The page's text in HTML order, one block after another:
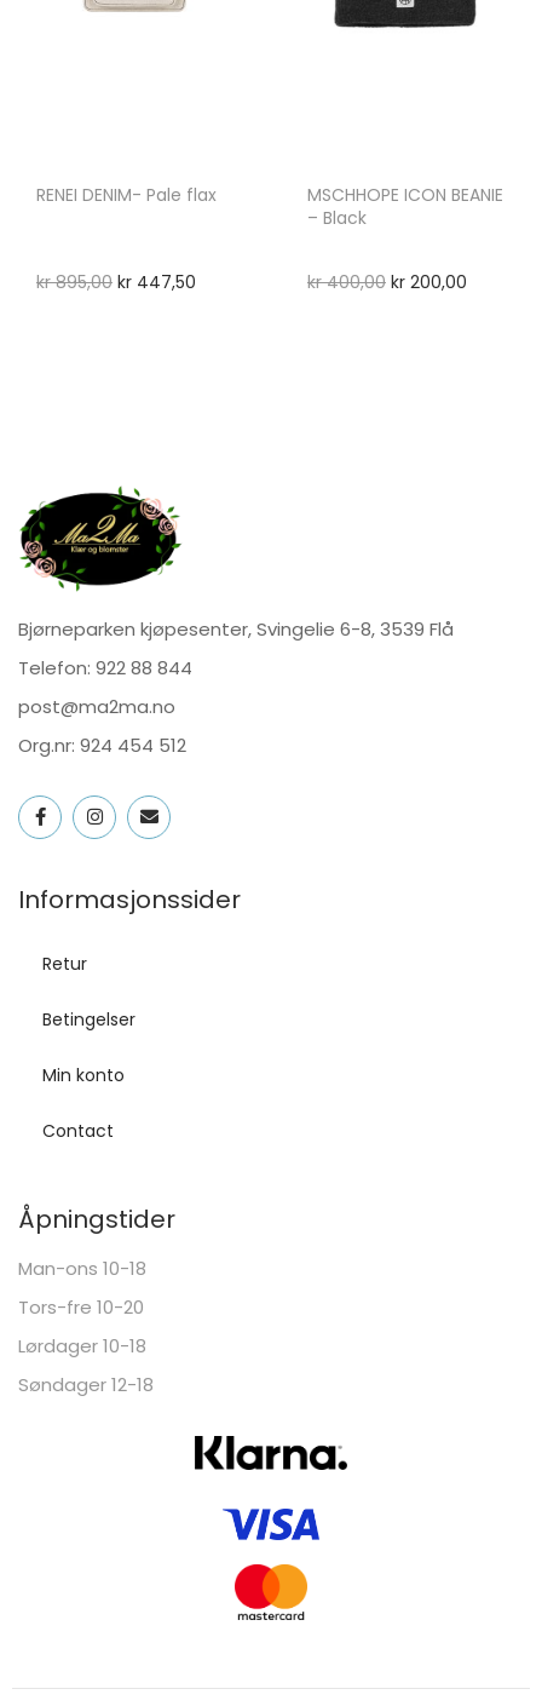
RENEI DENIM- Pale flax
kr895,00 kr 447,50
MSCHHOPE ICON BEANIE
– Black
kr400,00 kr200,00
Bjørneparken kjøpesenter, Svingelie 6-8, 3539 Flå
Telefon: 922 88 844
post@ma2ma.no
Org.nr: 924 454 512
Informasjonssider
Retur
Betingelser
Min konto
Contact
Åpningstider
Man-ons 10-18
Tors-fre 10-20
Lørdager 10-18
Søndager 12-18